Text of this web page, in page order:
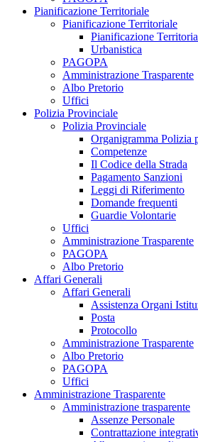
Pianificazione Territoriale
Pianificazione Territoriale
Pianificazione
Urbanistica
PAGOPA
Amministrazione Trasparente
Albo Pretorio
Uffici
Polizia Provinciale
Polizia Provinciale
Organigramma Polizia
Competenze
Il Codice della Strada
Pagamento Sanzioni
Leggi di Riferimento
Domande frequenti
Guardie Volontarie
Uffici
Amministrazione Trasparente
PAGOPA
Albo Pretorio
Affari Generali
Affari Generali
Assistenza Organi
Posta
Protocollo
Amministrazione Trasparente
Albo Pretorio
PAGOPA
Uffici
Amministrazione Trasparente
Amministrazione trasparente
Assenze Personale
Contrattazione